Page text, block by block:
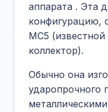
аппарата . Эта
конфигурацию,
MC5
коллектор).
Обычно она
ударопрочного